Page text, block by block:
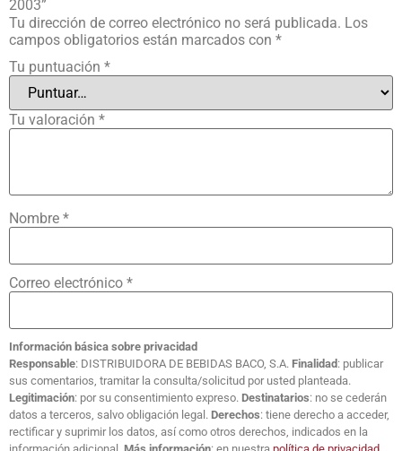
2003”
Tu dirección de correo electrónico no será publicada. Los
campos obligatorios están marcados con *
Tu puntuación *
Tu valoración *
Nombre *
Correo electrónico *
Información básica sobre privacidad
Responsable: DISTRIBUIDORA DE BEBIDAS BACO, S.A. Finalidad : publicar
sus comentarios, tramitar la consulta/solicitud por usted planteada.
Legitimación: por su consentimiento expreso. Destinatarios: no se cederán
datos a terceros, salvo obligación legal. Derechos: tiene derecho a acceder,
rectificar y suprimir los datos, así como otros derechos, indicados en la